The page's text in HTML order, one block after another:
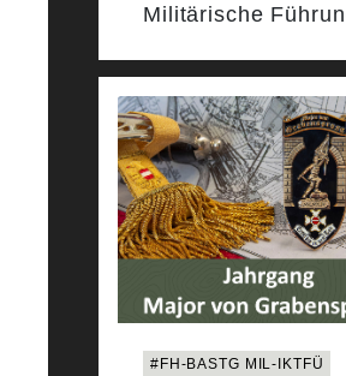
Militärische
#FH-BASTG MIL-IKTFÜ